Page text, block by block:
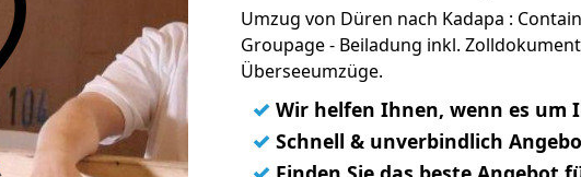
Umzug von Düren nach Kadapa :
Groupage - Beiladung inkl.
Überseeumzüge.
✓ Wir helfen Ihnen, wenn es um
✓ Schnell & unverbindlich